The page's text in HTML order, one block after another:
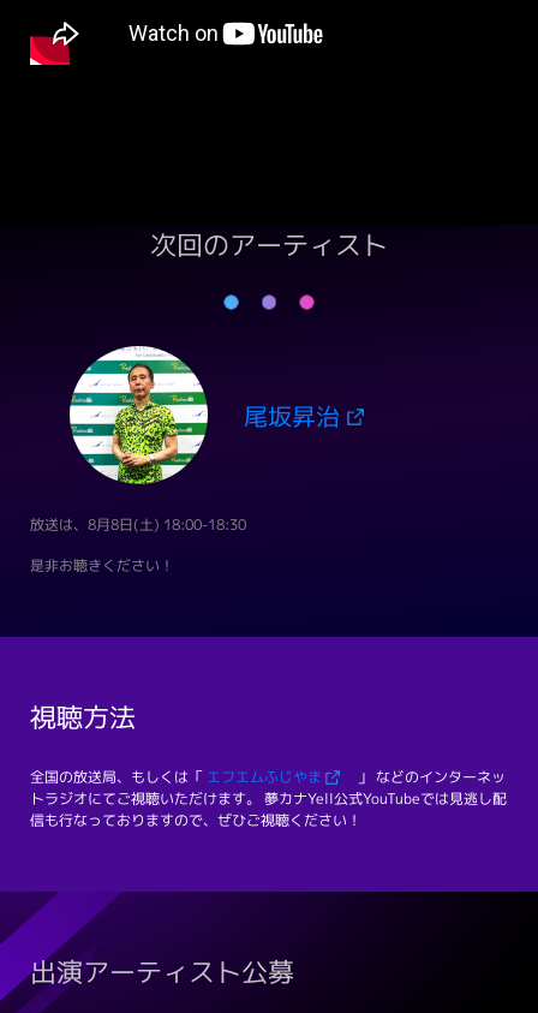
次回のアーティスト
尾坂昇治
放送は、8月8日(土) 18:00-18:30
是非お聴きください！
視聴方法
全国の放送局、もしくは「 エフエムふじやま
」 などのインターネッ
トラジオにてご視聴いただけます。 夢カナYell公式YouTubeでは見逃し配
信も行なっておりますので、ぜひご視聴ください！
出演アーティスト公募